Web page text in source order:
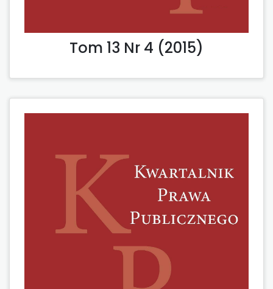
Tom 13 Nr 4 (2015)